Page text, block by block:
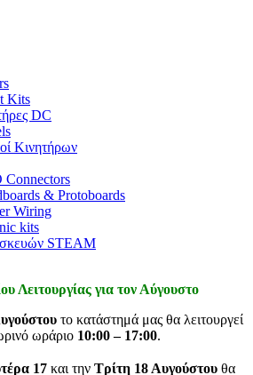
Kits
DC
Κινητήρων
Connectors
& Protoboards
Wiring
kits
STEAM
Λειτουργίας για τον Αύγουστο
το κατάστημά μας θα λειτουργεί
ωράριο 10:00 – 17:00.
17 και την Τρίτη 18 Αυγούστου θα